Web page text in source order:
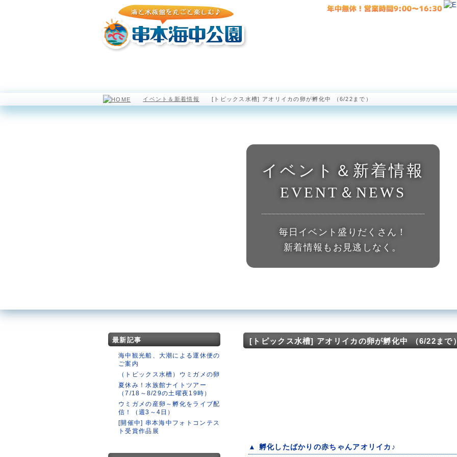
イベント＆新着情報 [トピックス水槽] アオリイカの卵が孵化中 （6/22まで）
イベント＆新着情報
EVENT＆NEWS
毎日イベント盛りだくさん！
新着情報もお見逃しなく。
最新記事
海中観光船、大潮による運休便の
ご案内
（トピックス水槽）ウミガメの卵
夏休み！水族館ナイトツアー
（7/18～8/29の土曜夜19時）
ウミガメの産卵～孵化をライブ配
信！（週3～4日）
[開催中] 串本海中フォトコンテス
ト受賞作品展
[トピックス水槽] アオリイカの卵が孵化中 （6/22まで
▲ 孵化したばかりの赤ちゃんアオリイカ♪